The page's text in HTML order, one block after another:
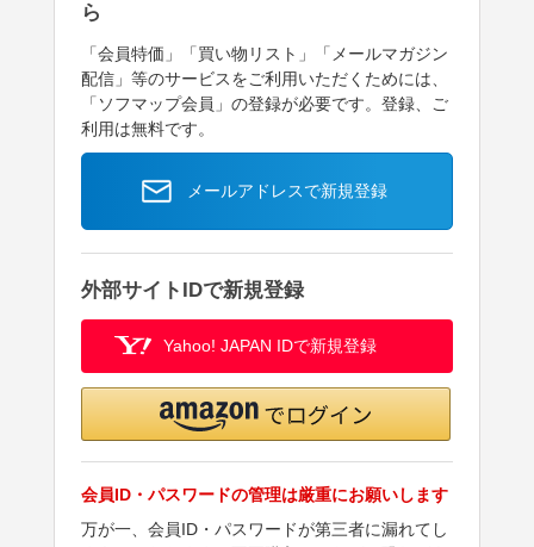
ら
「会員特価」「買い物リスト」「メールマガジン
配信」等のサービスをご利用いただくためには、
「ソフマップ会員」の登録が必要です。登録、ご
利用は無料です。
メールアドレスで新規登録
外部サイトIDで新規登録
Yahoo! JAPAN IDで新規登録
会員ID・パスワードの管理は厳重にお願いします
万が一、会員ID・パスワードが第三者に漏れてし